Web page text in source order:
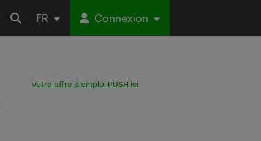
FR Connexion
Votre offre d’emploi PUSH ici